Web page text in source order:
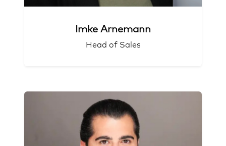
Imke Arnemann
Head of Sales